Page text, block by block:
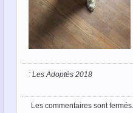
: Les Adoptés 2018
Les commentaires sont fermés.